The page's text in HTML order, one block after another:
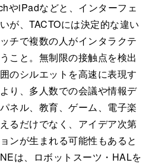
やiPadなどと、インターフェ
が、TACTOには決定的な違い
チで複数の人がインタラクテ
こと。無制限の接触点を検出
のシルエットを高速に表現す
り、多人数での会議や情報デ
ネル、教育、ゲーム、電子楽
るだけでなく、アイデア次第
ンが生まれる可能性もあると
は、ロボットスーツ・HALを